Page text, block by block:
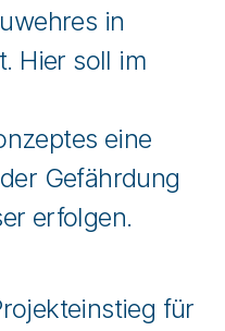
in
Hier soll im
eine
Gefährdung
erfolgen.
für